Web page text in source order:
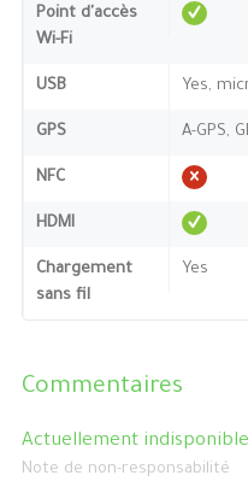
Point d'accès
Wi-Fi
USB Yes,
GPS A-GPS,
NFC
HDMI
Chargement
sans fil
Yes
Commentaires
Actuellement
Note de non-responsabilité